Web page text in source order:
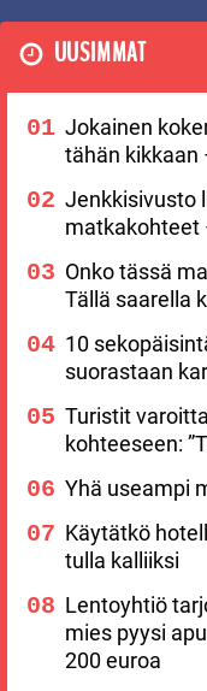
UUSIMMAT
Jokainen
tähän kikkaan
Jenkkisivusto
matkakohteet
Onko tässä
Tällä saarella
10
suorastaan
Turistit
kohteeseen:
Yhä useampi
Käytätkö
tulla kalliiksi
Lentoyhtiö
mies pyysi
200 euroa